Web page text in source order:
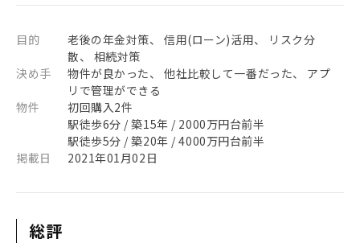
目的
老後の年金対策、 信用(ローン)活用、 リスク分
散、 相続対策
決め手
物件が良かった、 他社比較して一番だった、 アプ
リで管理ができる
物件
初回購入2件
駅徒歩6分 / 築15年 / 2000万円台前半
駅徒歩5分 / 築20年 / 4000万円台前半
掲載日
2021年01月02日
総評